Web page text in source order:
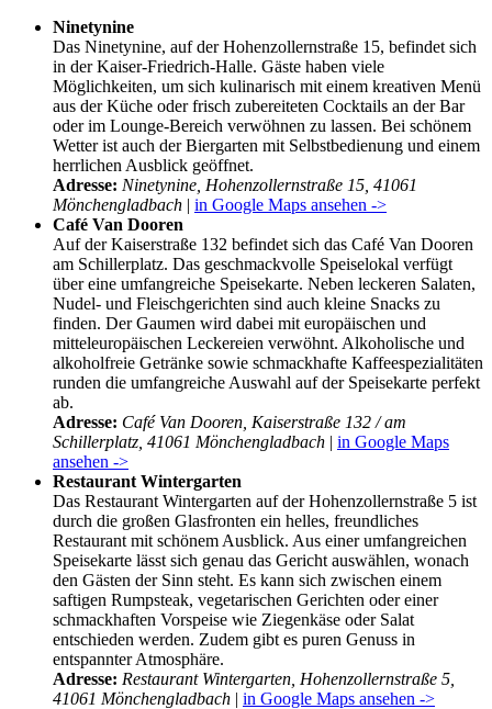
Ninetynine
Das Ninetynine, auf der Hohenzollernstraße 15, befindet sich
in der Kaiser-Friedrich-Halle. Gäste haben viele
Möglichkeiten, um sich kulinarisch mit einem kreativen Menü
aus der Küche oder frisch zubereiteten Cocktails an der Bar
oder im Lounge-Bereich verwöhnen zu lassen. Bei schönem
Wetter ist auch der Biergarten mit Selbstbedienung und einem
herrlichen Ausblick geöffnet.
Adresse: Ninetynine, Hohenzollernstraße 15, 41061
Mönchengladbach | in Google Maps ansehen ->
Café Van Dooren
Auf der Kaiserstraße 132 befindet sich das Café Van Dooren
am Schillerplatz. Das geschmackvolle Speiselokal verfügt
über eine umfangreiche Speisekarte. Neben leckeren Salaten,
Nudel- und Fleischgerichten sind auch kleine Snacks zu
finden. Der Gaumen wird dabei mit europäischen und
mitteleuropäischen Leckereien verwöhnt. Alkoholische und
alkoholfreie Getränke sowie schmackhafte Kaffeespezialitäten
runden die umfangreiche Auswahl auf der Speisekarte perfekt
ab.
Adresse: Café Van Dooren, Kaiserstraße 132 / am
Schillerplatz, 41061 Mönchengladbach | in Google Maps
ansehen ->
Restaurant Wintergarten
Das Restaurant Wintergarten auf der Hohenzollernstraße 5 ist
durch die großen Glasfronten ein helles, freundliches
Restaurant mit schönem Ausblick. Aus einer umfangreichen
Speisekarte lässt sich genau das Gericht auswählen, wonach
den Gästen der Sinn steht. Es kann sich zwischen einem
saftigen Rumpsteak, vegetarischen Gerichten oder einer
schmackhaften Vorspeise wie Ziegenkäse oder Salat
entschieden werden. Zudem gibt es puren Genuss in
entspannter Atmosphäre.
Adresse: Restaurant Wintergarten, Hohenzollernstraße 5,
41061 Mönchengladbach | in Google Maps ansehen ->